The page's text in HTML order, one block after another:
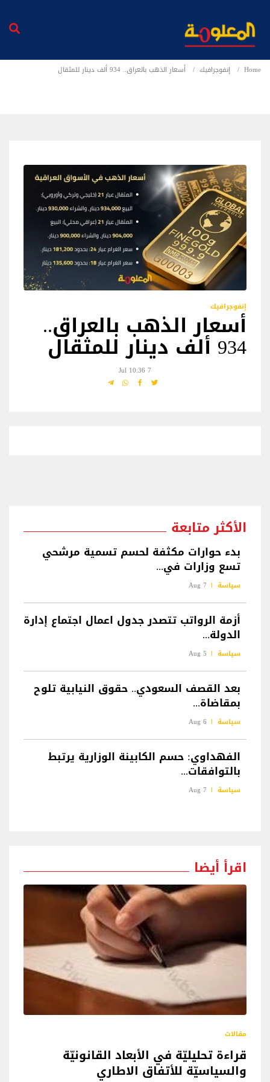
Home إنفوجرافيك أسعار الذهب بالعراق.. 934 ألف دينار للمثقال
إنفوجرافيك
أسعار الذهب بالعراق..
934 ألف دينار للمثقال
7 Jul 10:36
الأكثر متابعة
بدء حوارات مكثفة لحسم تسمية مرشحي
تسع وزارات في...
سياسة 7 Aug
أزمة الرواتب تتصدر جدول اعمال اجتماع إدارة
الدولة...
سياسة 5 Aug
بعد القصف السعودي.. حقوق النيابية تلوح
بمقاضاة...
سياسة 6 Aug
الفهداوي: حسم الكابينة الوزارية يرتبط
بالتوافقات...
سياسة 7 Aug
اقرأ أيضا
مقالات
قراءة تحليليّة في الأبعاد القانونيّة
والسياسيّة للأتفاق الاطاري